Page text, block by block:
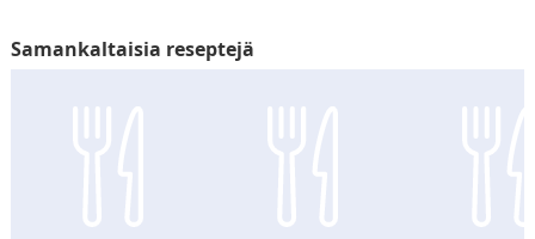
Samankaltaisia reseptejä